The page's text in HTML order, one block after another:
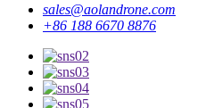
sales@aolandrone.com
+86 188 6670 8876